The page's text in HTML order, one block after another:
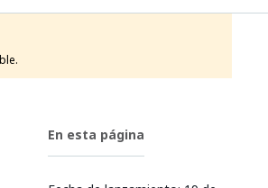
En esta página